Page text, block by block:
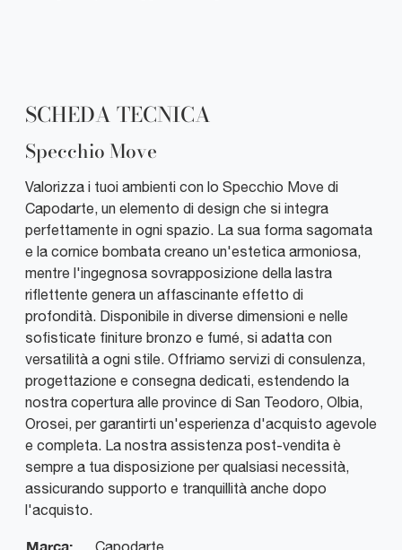
SCHEDA TECNICA
Specchio Move
Valorizza i tuoi ambienti con lo Specchio Move di
Capodarte, un elemento di design che si integra
perfettamente in ogni spazio. La sua forma sagomata
e la cornice bombata creano un'estetica armoniosa,
mentre l'ingegnosa sovrapposizione della lastra
riflettente genera un affascinante effetto di
profondità. Disponibile in diverse dimensioni e nelle
sofisticate finiture bronzo e fumé, si adatta con
versatilità a ogni stile. Offriamo servizi di consulenza,
progettazione e consegna dedicati, estendendo la
nostra copertura alle province di San Teodoro, Olbia,
Orosei, per garantirti un'esperienza d'acquisto agevole
e completa. La nostra assistenza post-vendita è
sempre a tua disposizione per qualsiasi necessità,
assicurando supporto e tranquillità anche dopo
l'acquisto.
Marca: Capodarte